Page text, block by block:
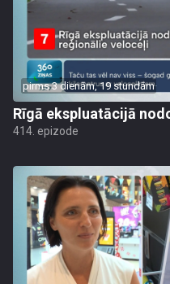
pirms 3 dienām, 19 stundām
Rīgā ekspluatācijā
414. epizode